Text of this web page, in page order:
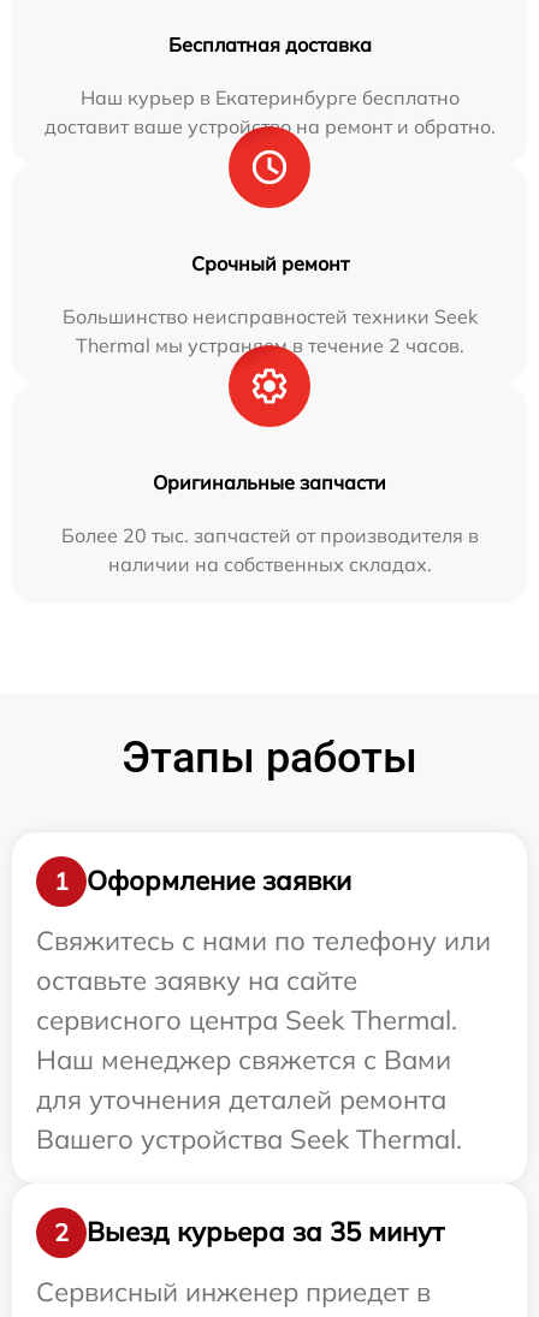
Бесплатная доставка
Наш курьер в Екатеринбурге бесплатно
доставит ваше устройство на ремонт и обратно.
Срочный ремонт
Большинство неисправностей техники Seek
Thermal мы устраняем в течение 2 часов.
Оригинальные запчасти
Более 20 тыс. запчастей от производителя в
наличии на собственных складах.
Этапы работы
1
Оформление заявки
Свяжитесь с нами по телефону или
оставьте заявку на сайте
сервисного центра Seek Thermal.
Наш менеджер свяжется с Вами
для уточнения деталей ремонта
Вашего устройства Seek Thermal.
2
Выезд курьера за 35 минут
Сервисный инженер приедет в